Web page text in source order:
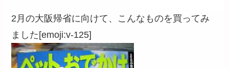
2月の大阪帰省に向けて、こんなものを買ってみ
ました[emoji:v-125]